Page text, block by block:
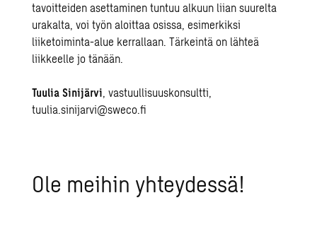
tavoitteiden asettaminen tuntuu alkuun liian suurelta
urakalta, voi työn aloittaa osissa, esimerkiksi
liiketoiminta-alue kerrallaan. Tärkeintä on lähteä
liikkeelle jo tänään.
Tuulia Sinijärvi, vastuullisuuskonsultti,
tuulia.sinijarvi@sweco.fi
Ole mei­hin yh­tey­des­sä!